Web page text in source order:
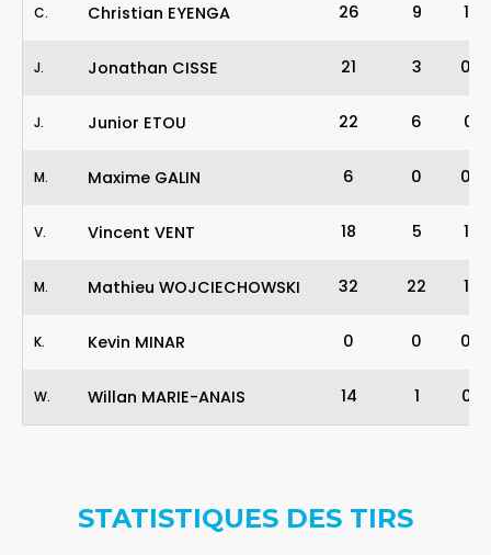
Christian EYENGA
C. 26 9 1
Jonathan CISSE
J. 21 3 0
Junior ETOU
J. 22 6 0
Maxime GALIN
M. 6 0 0
Vincent VENT
V. 18 5 1
Mathieu WOJCIECHOWSKI
M. 32 22 1
Kevin MINAR
K. 0 0 0
Willan MARIE-ANAIS
W. 14 1 0
STATISTIQUES DES TIRS